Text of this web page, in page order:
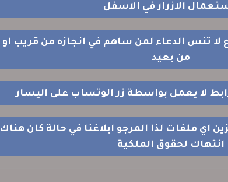
الازرار في الاسفل
تنس الدعاء لمن ساهم في انجازه من قريب او
من بعيد
رابط لا يعمل بواسطة زر الوتساب على اليسار
اي ملفات لذا المرجو ابلاغنا في حالة كان هناك
انتهاك لحقوق الملكية